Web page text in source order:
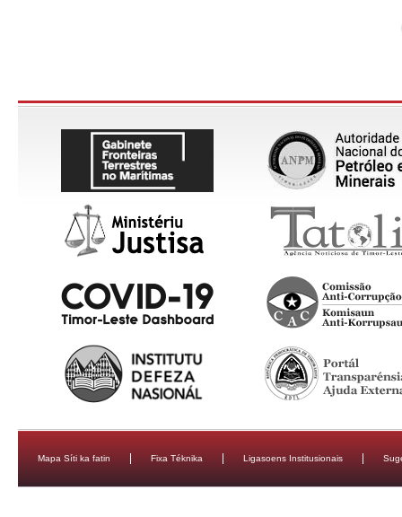
Mapa Síti ka fatin Fixa Téknika Ligasoens Institusionais